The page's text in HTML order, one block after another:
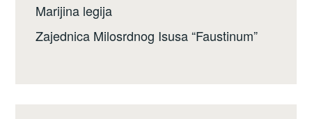
Marijina legija
Zajednica Milosrdnog Isusa “Faustinum”